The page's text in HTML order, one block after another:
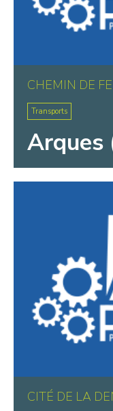
CHEMIN DE
Transports
Arques
CITÉ DE LA